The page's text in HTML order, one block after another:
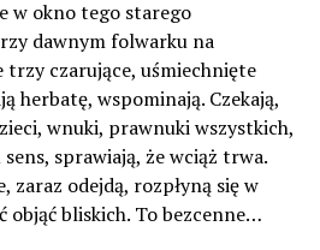
w okno tego starego
dawnym folwarku na
trzy czarujące, uśmiechnięte
herbatę, wspominają. Czekają,
wnuki, prawnuki wszystkich,
sprawiają, że wciąż trwa.
zaraz odejdą, rozpłyną się w
objąć bliskich. To bezcenne…